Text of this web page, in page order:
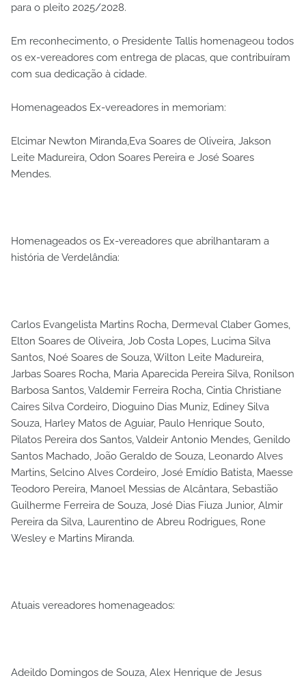
para o pleito 2025/2028.
Em reconhecimento, o Presidente Tallis homenageou todos
os ex-vereadores com entrega de placas, que contribuíram
com sua dedicação à cidade.
Homenageados Ex-vereadores in memoriam:
Elcimar Newton Miranda,Eva Soares de Oliveira, Jakson
Leite Madureira, Odon Soares Pereira e José Soares
Mendes.
Homenageados os Ex-vereadores que abrilhantaram a
história de Verdelândia:
Carlos Evangelista Martins Rocha, Dermeval Claber Gomes,
Elton Soares de Oliveira, Job Costa Lopes, Lucima Silva
Santos, Noé Soares de Souza, Wilton Leite Madureira,
Jarbas Soares Rocha, Maria Aparecida Pereira Silva, Ronilson
Barbosa Santos, Valdemir Ferreira Rocha, Cintia Christiane
Caires Silva Cordeiro, Dioguino Dias Muniz, Ediney Silva
Souza, Harley Matos de Aguiar, Paulo Henrique Souto,
Pilatos Pereira dos Santos, Valdeir Antonio Mendes, Genildo
Santos Machado, João Geraldo de Souza, Leonardo Alves
Martins, Selcino Alves Cordeiro, José Emídio Batista, Maesse
Teodoro Pereira, Manoel Messias de Alcântara, Sebastião
Guilherme Ferreira de Souza, José Dias Fiuza Junior, Almir
Pereira da Silva, Laurentino de Abreu Rodrigues, Rone
Wesley e Martins Miranda.
Atuais vereadores homenageados:
Adeildo Domingos de Souza, Alex Henrique de Jesus